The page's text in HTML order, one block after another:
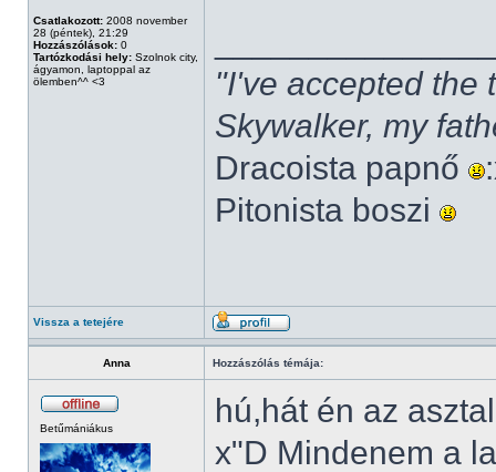
Csatlakozott: 2008 november
28 (péntek), 21:29
Hozzászólások: 0
Tartózkodási hely: Szolnok city,
ágyamon, laptoppal az
ölemben^^ <3
"I've accepted the
Skywalker, my
Dracoista papnő
Pitonista boszi
Vissza a tetejére
Anna Hozzászólás témája:
Betűmániákus
hú,hát én az
x"D Mindenem a